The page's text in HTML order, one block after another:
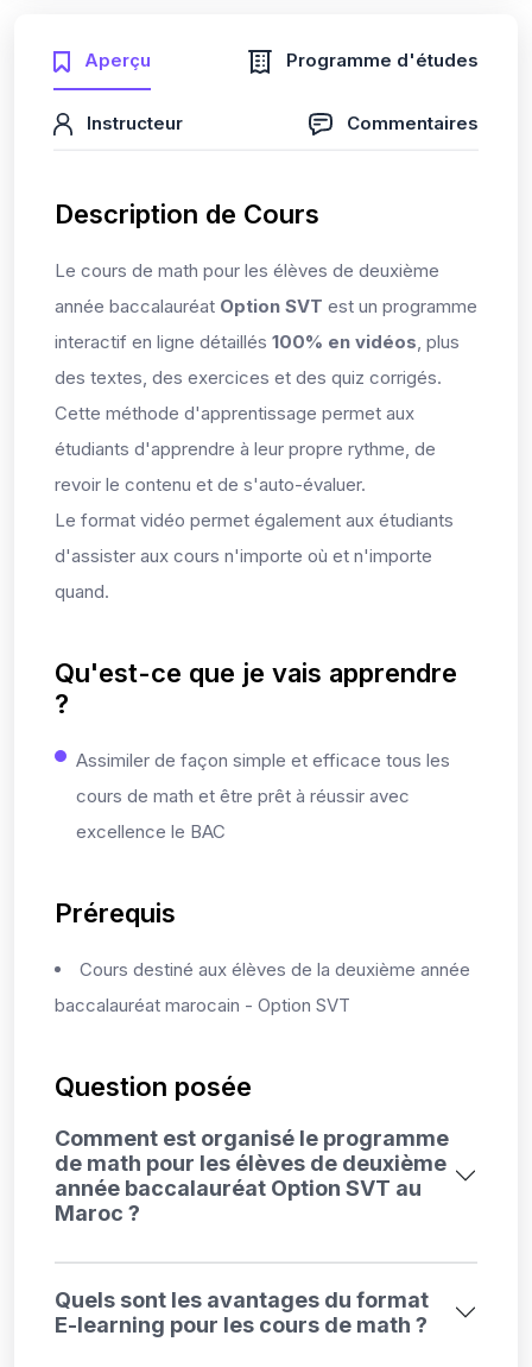
Aperçu Programme d'études
Instructeur Commentaires
Description de Cours
Le cours de math pour les élèves de deuxième
année baccalauréat Option SVT est un programme
interactif en ligne détaillés 100% en vidéos, plus
des textes, des exercices et des quiz corrigés.
Cette méthode d'apprentissage permet aux
étudiants d'apprendre à leur propre rythme, de
revoir le contenu et de s'auto-évaluer.
Le format vidéo permet également aux étudiants
d'assister aux cours n'importe où et n'importe
quand.
Qu'est-ce que je vais apprendre
?
Assimiler de façon simple et efficace tous les
cours de math et être prêt à réussir avec
excellence le BAC
Prérequis
Cours destiné aux élèves de la deuxième année
baccalauréat marocain - Option SVT
Question posée
Comment est organisé le programme
de math pour les élèves de deuxième
année baccalauréat Option SVT au
Maroc ?
Quels sont les avantages du format
E-learning pour les cours de math ?